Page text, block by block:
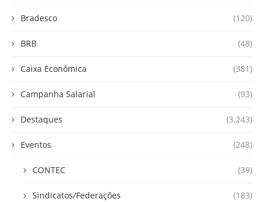
Bradesco (120)
BRB (48)
Caixa Econômica (381)
Campanha Salarial (93)
Destaques (3.243)
Eventos (248)
CONTEC (39)
Sindicatos/Federações (183)